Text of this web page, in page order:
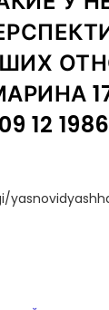
17
12 1986